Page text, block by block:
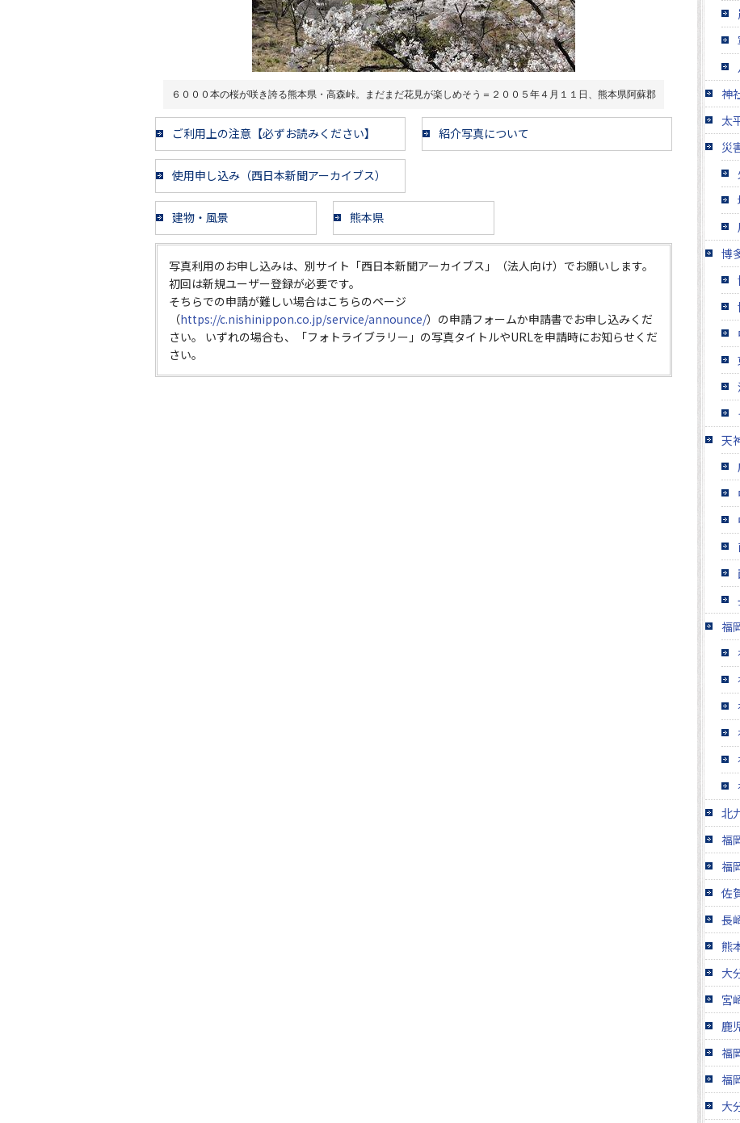
６０００本の桜が咲き誇る熊本県・高森峠。まだまだ花見が楽しめそう＝２００５年４月１１日、熊本県阿蘇郡
ご利用上の注意【必ずお読みください】 紹介写真について
使用申し込み（西日本新聞アーカイブス）
建物・風景 熊本県
写真利用のお申し込みは、別サイト「西日本新聞アーカイブス」（法人向け）でお願いします。
初回は新規ユーザー登録が必要です。
そちらでの申請が難しい場合はこちらのページ
（https://c.nishinippon.co.jp/service/announce/）の申請フォームか申請書でお申し込みくだ
さい。 いずれの場合も、「フォトライブラリー」の写真タイトルやURLを申請時にお知らせくだ
さい。
神
太
災
博
天
福
北
福
福
佐
長
熊
大
宮
鹿
福
福
大